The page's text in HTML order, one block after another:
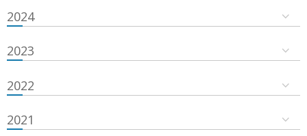
2024
2023
2022
2021